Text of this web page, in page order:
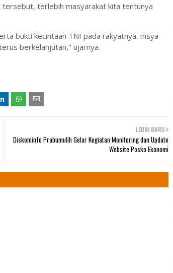
terlebih masyarakat kita tentunya
bukti kecintaan TNI pada rakyatnya. Insya
berkelanjutan," ujarnya.
LEBIH BARU
Diskominfo Prabumulih Gelar Kegiatan Monitoring dan Update
Website Posko Ekonomi